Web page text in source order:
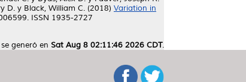
D. y Black, William C. (2018) Variation in
ISSN 1935-2727
generó en Sat Aug 8 02:11:46 2026 CDT.